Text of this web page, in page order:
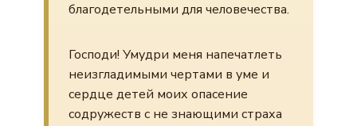
благодетельными для человечества.
Господи! Умудри меня напечатлеть
неизгладимыми чертами в уме и
сердце детей моих опасение
содружеств с не знающими страха